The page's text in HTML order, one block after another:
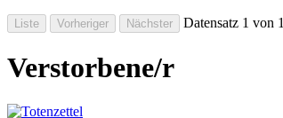
Datensatz 1 von 1
Verstorbene/r